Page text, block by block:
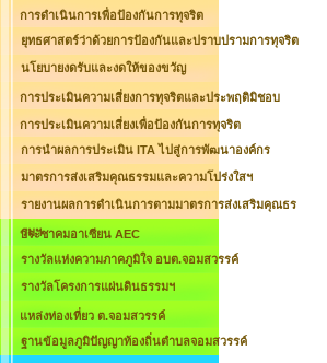
การดำเนินการเพื่อป้องกันการทุจริต
ยุทธศาสตร์ว่าด้วยการป้องกันและปราบปรามการทุจริต
นโยบายงดรับและงดให้ของขวัญ
การประเมินความเสี่ยงการทุจริตและประพฤติมิชอบ
การประเมินความเสี่ยงเพื่อป้องกันการทุจริต
การนำผลการประเมิน ITA ไปสู่การพัฒนาองค์กร
มาตรการส่งเสริมคุณธรรมและความโปร่งใสฯ
รายงานผลการดำเนินการตามมาตรการส่งเสริมคุณธร
รมฯ
ประชาคมอาเซียน AEC
รางวัลแห่งความภาคภูมิใจ อบต.จอมสวรรค์
รางวัลโครงการแผ่นดินธรรมฯ
แหล่งท่องเที่ยว ต.จอมสวรรค์
ฐานข้อมูลภูมิปัญญาท้องถิ่นตำบลจอมสวรรค์